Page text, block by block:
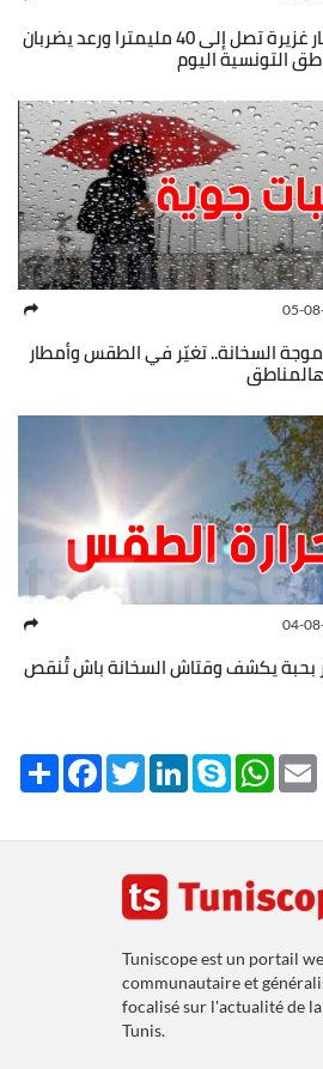
عاجل: أمطار غزيرة تصل إلى 40 مليمترا ورعد يضربان
التونسية اليوم
05-
السخانة.. تغيّر في الطقس وأمطار
04-
بحبة يكشف وقتاش السخانة باش تُنقص
Share FacebookTwitterLinkedInSkype
Tuniscope est un portail
communautaire et
focalisé sur l'actualité de
Tunis.